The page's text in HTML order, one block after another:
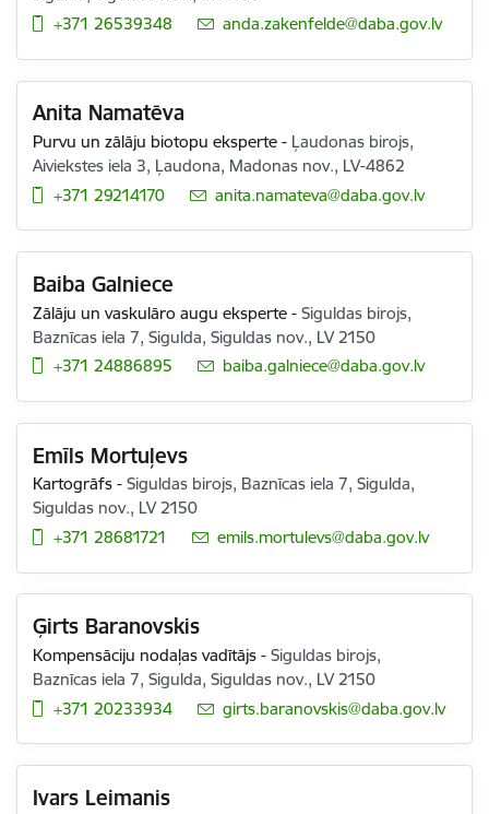
+371 26539348
E-pasts:
anda.zakenfelde@daba.gov.lv
Anita Namatēva
Purvu un zālāju biotopu eksperte - Ļaudonas birojs,
Aiviekstes iela 3, Ļaudona, Madonas nov., LV-4862
+371 29214170
E-pasts:
anita.namateva@daba.gov.lv
Baiba Galniece
Zālāju un vaskulāro augu eksperte -Siguldas birojs,
Baznīcas iela 7, Sigulda, Siguldas nov., LV 2150
+371 24886895
E-pasts:
baiba.galniece@daba.gov.lv
Emīls Mortuļevs
Kartogrāfs -Siguldas birojs, Baznīcas iela 7, Sigulda,
Siguldas nov., LV 2150
+371 28681721
E-pasts:
emils.mortulevs@daba.gov.lv
Ģirts Baranovskis
Kompensāciju nodaļas vadītājs -Siguldas birojs,
Baznīcas iela 7, Sigulda, Siguldas nov., LV 2150
+371 20233934
E-pasts:
girts.baranovskis@daba.gov.lv
Ivars Leimanis